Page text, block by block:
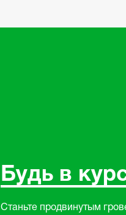
Будь в
Станьте продвинутым